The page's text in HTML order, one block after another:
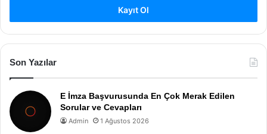
Kayıt Ol
Son Yazılar
E İmza Başvurusunda En Çok Merak Edilen
Sorular ve Cevapları
Admin 1 Ağustos 2026